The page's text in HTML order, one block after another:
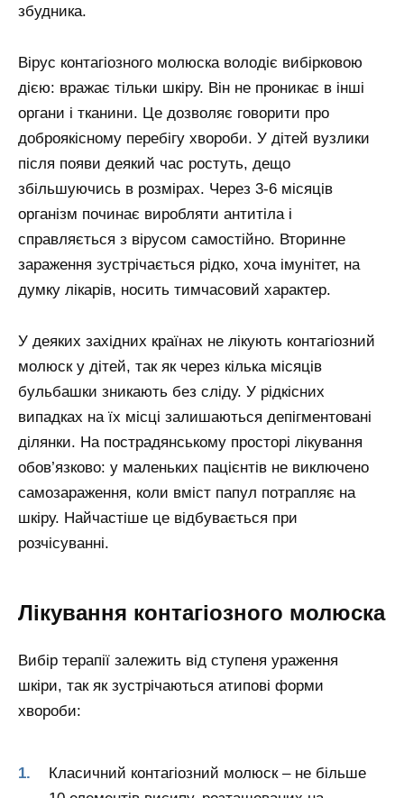
збудника.
Вірус контагіозного молюска володіє вибірковою
дією: вражає тільки шкіру. Він не проникає в інші
органи і тканини. Це дозволяє говорити про
доброякісному перебігу хвороби. У дітей вузлики
після появи деякий час ростуть, дещо
збільшуючись в розмірах. Через 3-6 місяців
організм починає виробляти антитіла і
справляється з вірусом самостійно. Вторинне
зараження зустрічається рідко, хоча імунітет, на
думку лікарів, носить тимчасовий характер.
У деяких західних країнах не лікують контагіозний
молюск у дітей, так як через кілька місяців
бульбашки зникають без сліду. У рідкісних
випадках на їх місці залишаються депігментовані
ділянки. На пострадянському просторі лікування
обов’язково: у маленьких пацієнтів не виключено
самозараження, коли вміст папул потрапляє на
шкіру. Найчастіше це відбувається при
розчісуванні.
Лікування контагіозного молюска
Вибір терапії залежить від ступеня ураження
шкіри, так як зустрічаються атипові форми
хвороби:
Класичний контагіозний молюск – не більше